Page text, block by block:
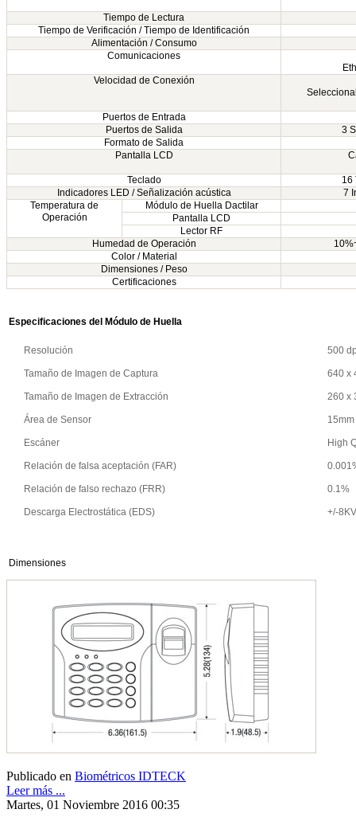
Tiempo de Lectura
Tiempo de Verificación / Tiempo de Identificación
Alimentación / Consumo
Comunicaciones
Velocidad de Conexión
Puertos de Entrada
Puertos de Salida
3
Formato de Salida
Pantalla LCD
Teclado
16
Indicadores LED / Señalización acústica
7
Temperatura de
Operación
Módulo de Huella Dactilar
Pantalla LCD
Lector RF
Humedad de Operación
Color / Material
Dimensiones / Peso
Certificaciones
Especificaciones del Módulo de Huella
Resolución 500
Tamaño de Imagen de Captura 640 x
Tamaño de Imagen de Extracción 260 x
Área de Sensor
Escáner High
Relación de falsa aceptación (FAR)
Relación de falso rechazo (FRR) 0.1%
Descarga Electrostática (EDS) +/-8KV
Dimensiones
Publicado en Biométricos IDTECK
Leer más ...
Martes, 01 Noviembre 2016 00:35